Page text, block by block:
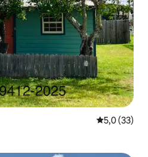
5 üzerinden
5,0 (33)